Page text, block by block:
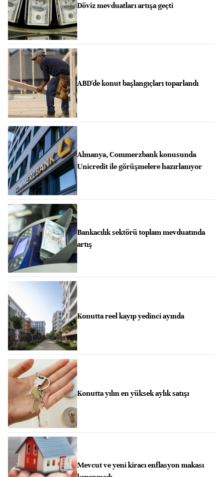
Döviz mevduatları artışa geçti
ABD'de konut başlangıçları toparlandı
Almanya, Commerzbank konusunda
Unicredit ile görüşmelere hazırlanıyor
Bankacılık sektörü toplam mevduatında
artış
Konutta reel kayıp yedinci ayında
Konutta yılın en yüksek aylık satışı
Mevcut ve yeni kiracı enflasyon makası